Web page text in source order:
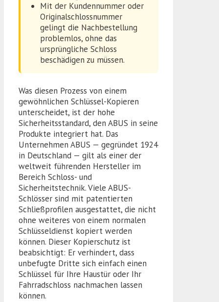
Mit der Kundennummer oder
Originalschlossnummer
gelingt die Nachbestellung
problemlos, ohne das
ursprüngliche Schloss
beschädigen zu müssen.
Was diesen Prozess von einem
gewöhnlichen Schlüssel-Kopieren
unterscheidet, ist der hohe
Sicherheitsstandard, den ABUS in seine
Produkte integriert hat. Das
Unternehmen ABUS — gegründet 1924
in Deutschland — gilt als einer der
weltweit führenden Hersteller im
Bereich Schloss- und
Sicherheitstechnik. Viele ABUS-
Schlösser sind mit patentierten
Schließprofilen ausgestattet, die nicht
ohne weiteres von einem normalen
Schlüsseldienst kopiert werden
können. Dieser Kopierschutz ist
beabsichtigt: Er verhindert, dass
unbefugte Dritte sich einfach einen
Schlüssel für Ihre Haustür oder Ihr
Fahrradschloss nachmachen lassen
können.